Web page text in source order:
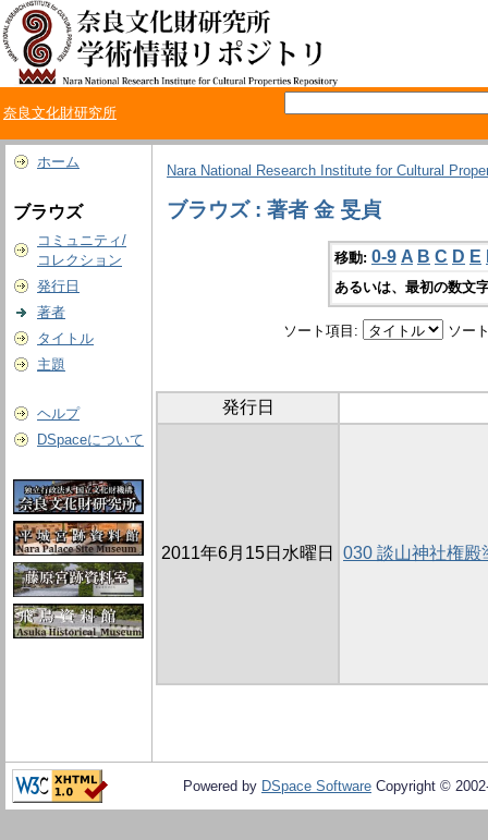
奈良文化財研究所
ホーム
ブラウズ
コミュニティ/
コレクション
発行日
著者
タイトル
主題
ヘルプ
DSpaceについて
Nara National Research Institute for Cultural
ブラウズ : 著者 金 旻貞
移動: 0-9 A B C D E
あるいは、最初の数文
ソート項目: ソー
発行日
2011年6月15日水曜日 030 談山神社権殿
Powered by DSpace Software Copyright ©